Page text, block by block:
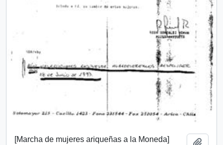
[Marcha de mujeres ariqueñas a la Moneda]